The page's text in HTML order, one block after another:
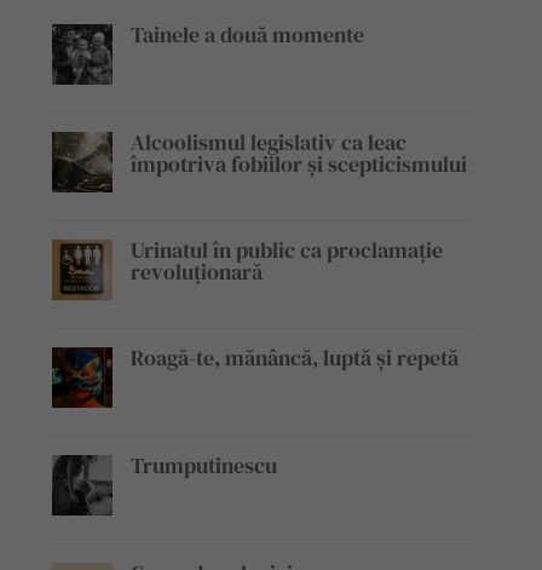
Tainele a două momente
Alcoolismul legislativ ca leac
împotriva fobiilor și scepticismului
Urinatul în public ca proclamație
revoluționară
Roagă-te, mănâncă, luptă și repetă
Trumputinescu